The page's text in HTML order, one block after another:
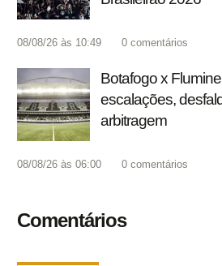
08/08/26 às 10:49 0 comentários
Botafogo x
escalações,
arbitragem
08/08/26 às 06:00 0 comentários
Comentários